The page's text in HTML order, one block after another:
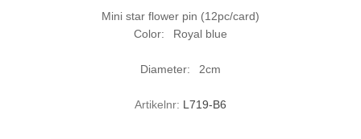
Mini star flower pin (12pc/card)
Color: Royal blue
Diameter: 2cm
Artikelnr: L719-B6